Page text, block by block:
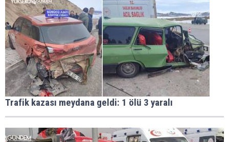
Trafik kazası meydana geldi: 1 ölü 3 yaralı